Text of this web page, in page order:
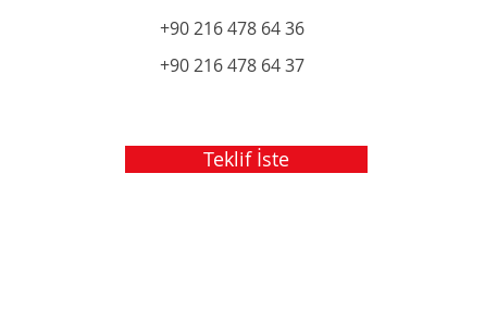
+90 216 478 64 36
+90 216 478 64 37
Teklif İste